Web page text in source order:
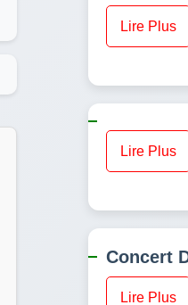
Lire Plus
Lire Plus
Concert
Lire Plus